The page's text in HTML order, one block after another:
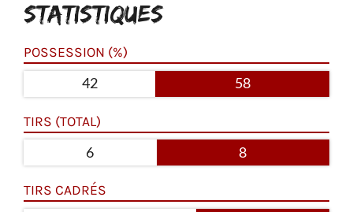
STATISTIQUES
POSSESSION (%)
42 58
TIRS (TOTAL)
6 8
TIRS CADRÉS